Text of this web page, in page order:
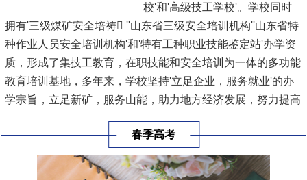
校'和'高级技工学校'。学校同时
拥有'三级煤矿安全培祷 ''山东省三级安全培训机构''山东省特
种作业人员安全培训机构'和'特有工种职业技能鉴定站'办学资
质，形成了集技工教育，在职技能和安全培训为一体的多功能
教育培训基地，多年来，学校坚持'立足企业，服务就业'的办
学宗旨，立足新矿，服务山能，助力地方经济发展，努力提高
出毕业生1.8万余人，培训各类人员20余万人次。
学校于2021...[查看详情]
春季高考